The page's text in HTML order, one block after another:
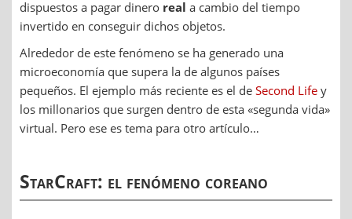
dispuestos a pagar dinero real a cambio del tiempo
invertido en conseguir dichos objetos.
Alrededor de este fenómeno se ha generado una
microeconomía que supera la de algunos países
pequeños. El ejemplo más reciente es el de Second Life y
los millonarios que surgen dentro de esta «segunda vida»
virtual. Pero ese es tema para otro artículo…
StarCraft: el fenómeno coreano